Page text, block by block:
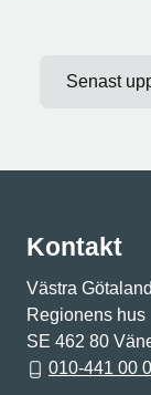
Senast
Kontakt
Västra
Regionens hus
SE 462 80
010-441 00